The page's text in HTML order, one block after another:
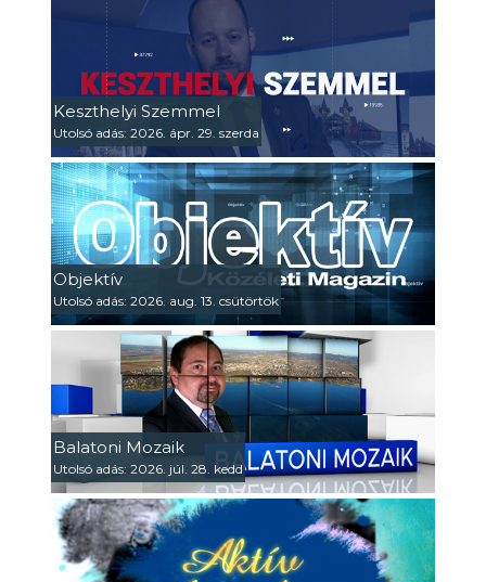
Keszthelyi Szemmel
Utolsó adás: 2026. ápr. 29. szerda
Objektív
Utolsó adás: 2026. aug. 13. csütörtök
Balatoni Mozaik
Utolsó adás: 2026. júl. 28. kedd